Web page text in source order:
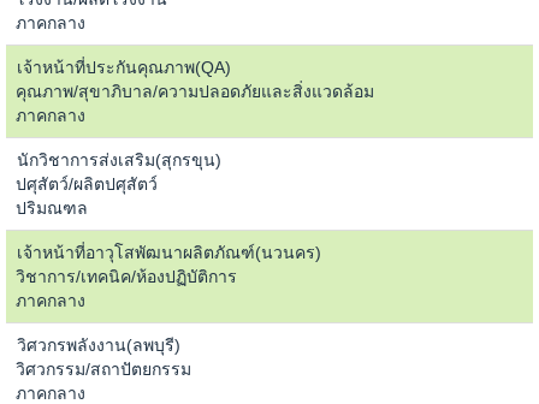
ภาคกลาง
เจ้าหน้าที่ประกันคุณภาพ(QA)
คุณภาพ/สุขาภิบาล/ความปลอดภัยและสิ่งแวดล้อม
ภาคกลาง
นักวิชาการส่งเสริม(สุกรขุน)
ปศุสัตว์/ผลิตปศุสัตว์
ปริมณฑล
เจ้าหน้าที่อาวุโสพัฒนาผลิตภัณฑ์(นวนคร)
วิชาการ/เทคนิค/ห้องปฏิบัติการ
ภาคกลาง
วิศวกรพลังงาน(ลพบุรี)
วิศวกรรม/สถาปัตยกรรม
ภาคกลาง